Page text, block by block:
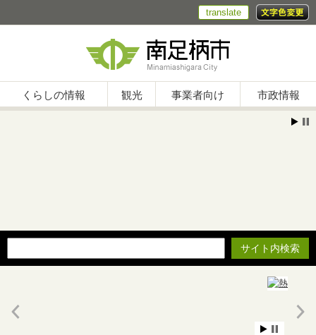
translate
くらしの情報 観光 事業者向け 市政情報